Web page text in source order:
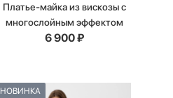
Платье-майка из вискозы с
многослойным эффектом
6 900₽
НОВИНКА